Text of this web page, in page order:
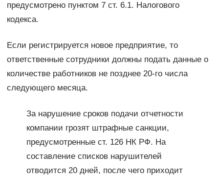
предусмотрено пунктом 7 ст. 6.1. Налогового
кодекса.
Если регистрируется новое предприятие, то
ответственные сотрудники должны подать данные о
количестве работников не позднее 20-го числа
следующего месяца.
За нарушение сроков подачи отчетности
компании грозят штрафные санкции,
предусмотренные ст. 126 НК РФ. На
составление списков нарушителей
отводится 20 дней, после чего приходит